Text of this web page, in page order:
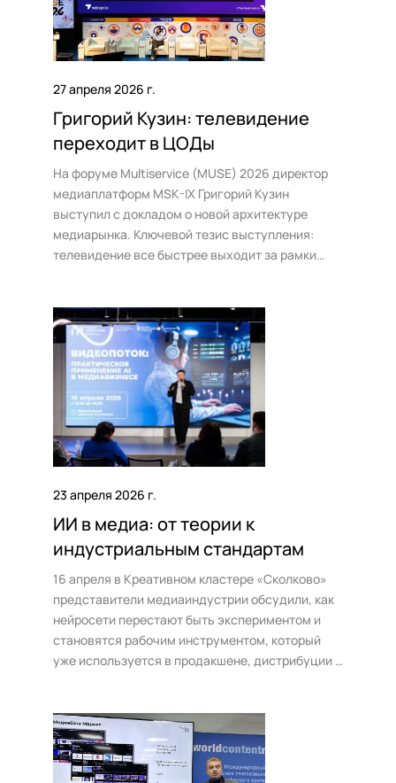
27 апреля 2026 г.
Григорий Кузин: телевидение
переходит в ЦОДы
На форуме Multiservice (MUSE) 2026 директор
медиаплатформ MSK-IX Григорий Кузин
выступил с докладом о новой архитектуре
медиарынка. Ключевой тезис выступления:
телевидение все быстрее выходит за рамки
развернутой в центрах обработки данных и
точках обмена трафиком.
23 апреля 2026 г.
ИИ в медиа: от теории к
индустриальным стандартам
16 апреля в Креативном кластере «Сколково»
представители медиаиндустрии обсудили, как
нейросети перестают быть экспериментом и
становятся рабочим инструментом, который
уже используется в продакшене, дистрибуции и